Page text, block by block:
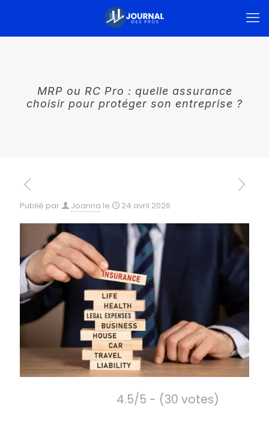
MRP ou RC Pro : quelle assurance
choisir pour protéger son entreprise ?
Publié par Joanna le 24 avril 2026
4.5/5 - (30 votes)